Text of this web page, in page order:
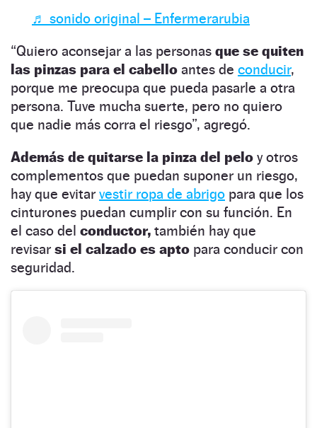
♬ sonido original – Enfermerarubia
“Quiero aconsejar a las personas que se quiten
las pinzas para el cabello antes de conducir,
porque me preocupa que pueda pasarle a otra
persona. Tuve mucha suerte, pero no quiero
que nadie más corra el riesgo”, agregó.
Además de quitarse la pinza del pelo y otros
complementos que puedan suponer un riesgo,
hay que evitar vestir ropa de abrigo para que los
cinturones puedan cumplir con su función. En
el caso del conductor, también hay que
revisar si el calzado es apto para conducir con
seguridad.